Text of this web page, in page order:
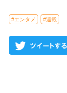
#エンタメ #連載